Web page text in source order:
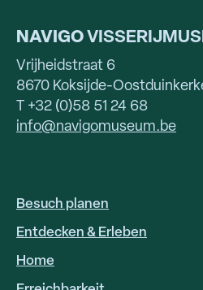
NAVIGO
Vrijheidstraat 6
8670 Koksijde-
T +32 (0)58 51 24 68
info@navigomuseum.be
HOOFDNAVIGATIE
DE
Besuch planen
Entdecken & Erleben
Home